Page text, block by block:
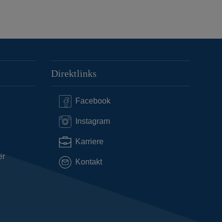
Direktlinks
Facebook
Instagram
Karriere
Kontakt